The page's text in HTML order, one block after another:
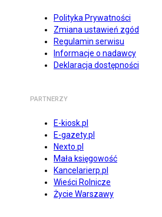
Polityka Prywatności
Zmiana ustawień zgód
Regulamin serwisu
Informacje o nadawcy
Deklaracja dostępności
PARTNERZY
E-kiosk.pl
E-gazety.pl
Nexto.pl
Mała księgowość
Kancelarierp.pl
Wieści Rolnicze
Życie Warszawy